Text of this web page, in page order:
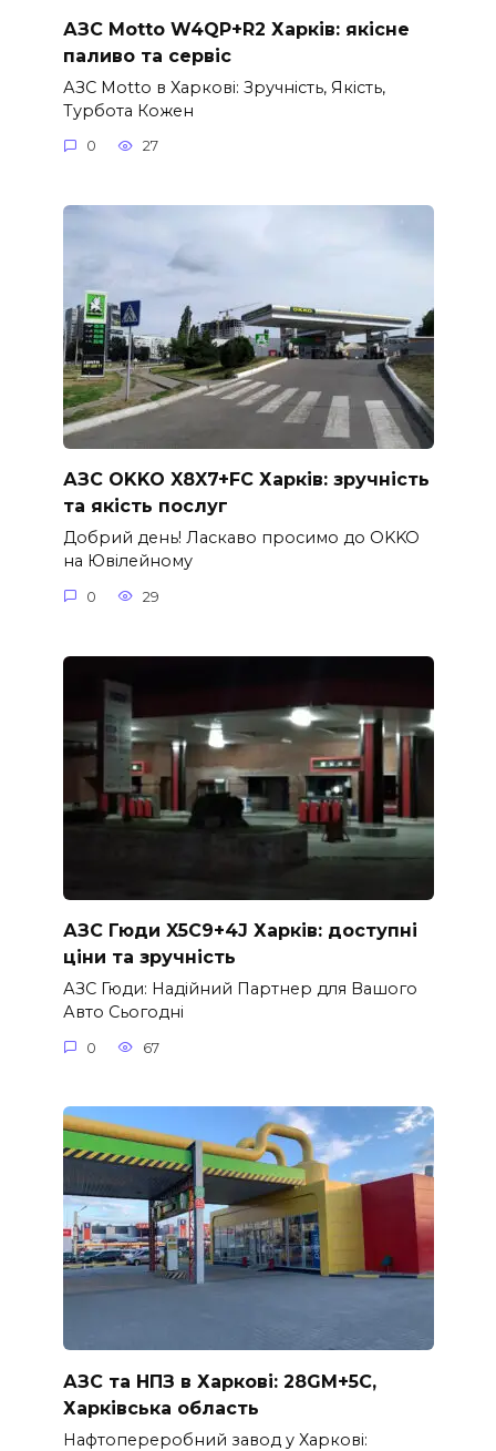
АЗС Motto W4QP+R2 Харків: якісне
паливо та сервіс
АЗС Motto в Харкові: Зручність, Якість,
Турбота Кожен
0 27
АЗС OKKO X8X7+FC Харків: зручність
та якість послуг
Добрий день! Ласкаво просимо до OKKO
на Ювілейному
0 29
АЗС Гюди X5C9+4J Харків: доступні
ціни та зручність
АЗС Гюди: Надійний Партнер для Вашого
Авто Сьогодні
0 67
АЗС та НПЗ в Харкові: 28GM+5C,
Харківська область
Нафтопереробний завод у Харкові: